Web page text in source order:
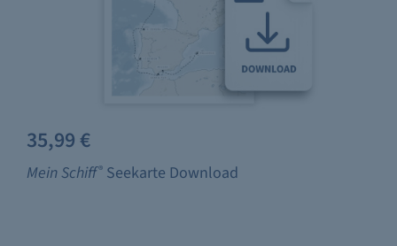
35,99 €
Mein Schiff® Seekarte Download